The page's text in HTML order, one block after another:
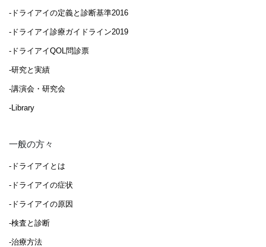
-ドライアイの定義と診断基準2016
-ドライアイ診療ガイドライン2019
-ドライアイQOL問診票
-研究と実績
-講演会・研究会
-Library
一般の方々
-ドライアイとは
-ドライアイの症状
-ドライアイの原因
-検査と診断
-治療方法